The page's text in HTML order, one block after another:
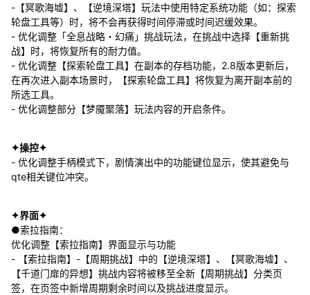
-【冥歌海墟】、【逆境深塔】玩法中使用特定系统功能（如：探索
轮盘工具等）时，将不会再获得时间停滞或时间迟缓效果。
- 优化调整「全息战略・幻痛」挑战玩法，在挑战中选择【重新挑
战】时，将恢复所有的耐力值。
- 优化调整【探索轮盘工具】在副本的存档功能，2.8版本更新后，
在再次进入副本场景时，【探索轮盘工具】将恢复为离开副本前的
所选工具。
- 优化调整部分【梦魇聚落】玩法内容的开启条件。
✦操控✦
- 优化调整手柄模式下，剧情演出中的功能键位显示，使其避免与
qte相关键位冲突。
✦界面✦
●索拉指南：
优化调整【索拉指南】界面显示与功能
- 【索拉指南】-【周期挑战】中的【逆境深塔】、【冥歌海墟】、
【千道门扉的异想】挑战内容将被移至全新【周期挑战】分类页
签，在页签中新增周期剩余时间以及挑战进度显示。